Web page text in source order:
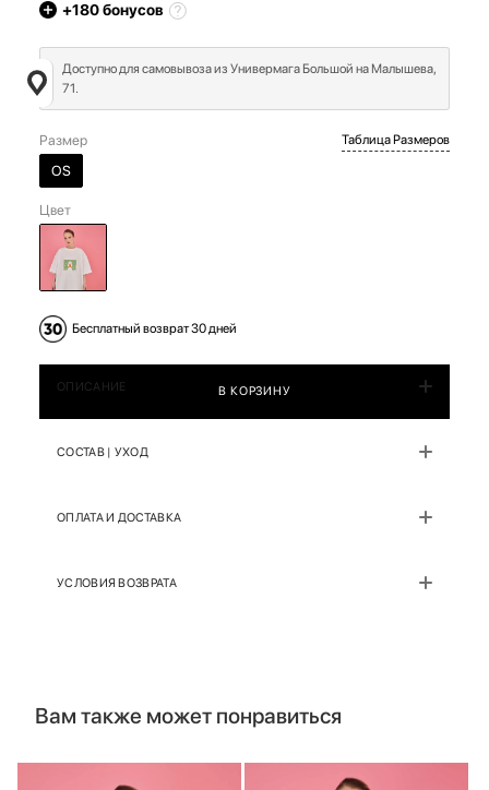
+180бонусов
Доступно для самовывоза из Универмага Большой на Малышева,
71.
Размер
OS
Таблица Размеров
Цвет
Бесплатный возврат 30 дней
В КОРЗИНУ
ОПИСАНИЕ
СОСТАВ | УХОД
ОПЛАТА И ДОСТАВКА
УСЛОВИЯ ВОЗВРАТА
Вам также может понравиться